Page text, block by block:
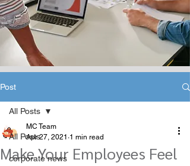
Post
All Posts
corporate news
All Posts
Make Your Employees Feel
MC Team
Apr 27, 2021 1 min read